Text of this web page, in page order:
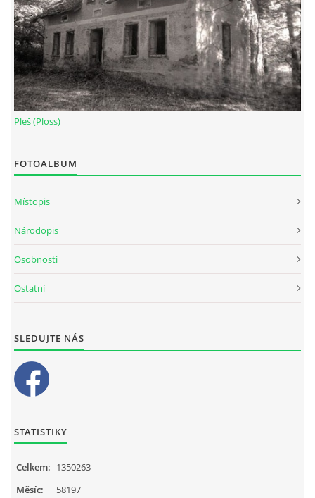
Pleš (Ploss)
FOTOALBUM
Místopis
Národopis
Osobnosti
Ostatní
SLEDUJTE NÁS
STATISTIKY
Celkem: 1350263
Měsíc:
58197